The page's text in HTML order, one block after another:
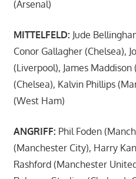
(Arsenal)
MITTELFELD: Jude
Conor Gallagher (Chelsea),
(Liverpool), James
(Chelsea), Kalvin Phillips
(West Ham)
ANGRIFF: Phil Foden
(Manchester City), Harry
Rashford (Manchester